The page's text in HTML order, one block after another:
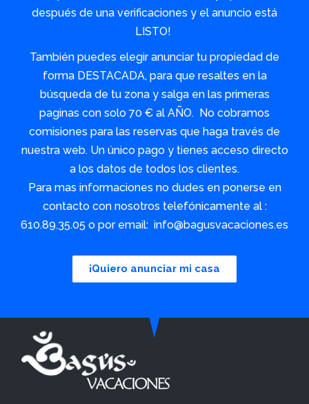
después de una verificaciones y el anuncio está
LISTO!
También puedes elegir anunciar tu propiedad de
forma DESTACADA, para que resaltes en la
búsqueda de tu zona y salga en las primeras
paginas con solo 70 € al AÑO. No cobramos
comisiones para las reservas que haga través de
nuestra web. Un único pago y tienes acceso directo
a los datos de todos los clientes.
Para mas informaciones no dudes en ponerse en
contacto con nosotros telefónicamente al :
610.89.35.05 o por email: info@bagusvacaciones.es
¡Quiero anunciar mi casa